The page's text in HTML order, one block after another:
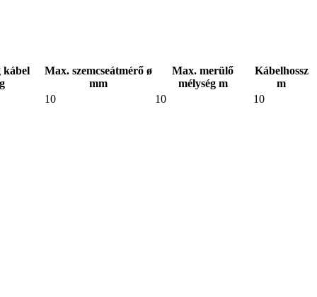
kábel
Max. szemcseátmérő ø
mm
Max. merülő
mélység m
Kábelhossz
m
10 10 10